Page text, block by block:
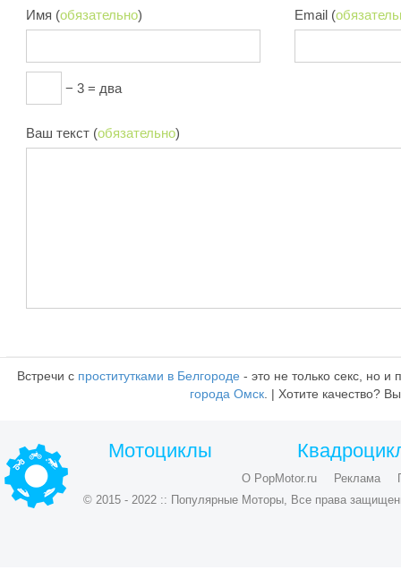
Имя (обязательно) Email (
− 3 = два
Ваш текст (обязательно)
Встречи с проститутками в Белгороде - это не только секс, но
города Омск . | Хотите качество?
Мотоциклы
О PopMotor.ru Реклама
© 2015 - 2022 :: Популярные Моторы, Все права